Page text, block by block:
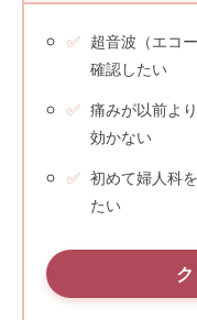
超音波（エコ
確認したい
痛みが以前よ
効かない
初めて婦人科
たい